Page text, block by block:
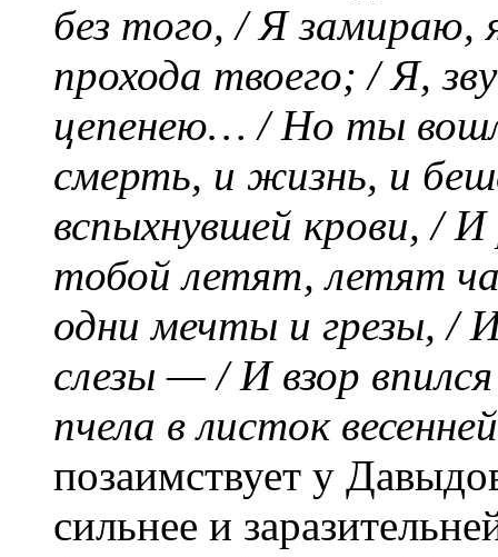
без того, / Я замираю,
прохода твоего; / Я,
цепенею… / Но ты
смерть, и жизнь, и
вспыхнувшей крови, /
тобой летят, летят
одни мечты и грезы, /
слезы — / И взор
пчела в листок
позаимствует у
сильнее и